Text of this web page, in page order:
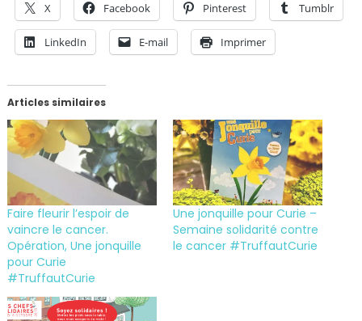
X Facebook Pinterest Tumblr
LinkedIn E-mail Imprimer
Articles similaires
Faire fleurir l’espoir de
vaincre le cancer.
Opération, Une jonquille
pour Curie
#TruffautCurie
Une jonquille pour Curie –
Semaine solidarité contre
le cancer #TruffautCurie